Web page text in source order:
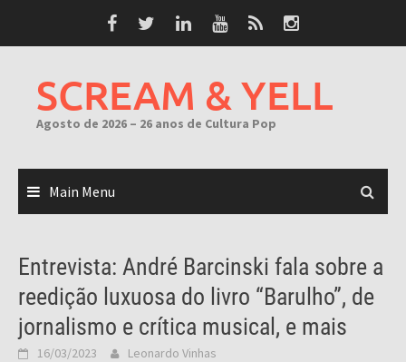
SCREAM & YELL
Agosto de 2026 – 26 anos de Cultura Pop
Main Menu
Entrevista: André Barcinski fala sobre a
reedição luxuosa do livro “Barulho”, de
jornalismo e crítica musical, e mais
16/03/2023 Leonardo Vinhas